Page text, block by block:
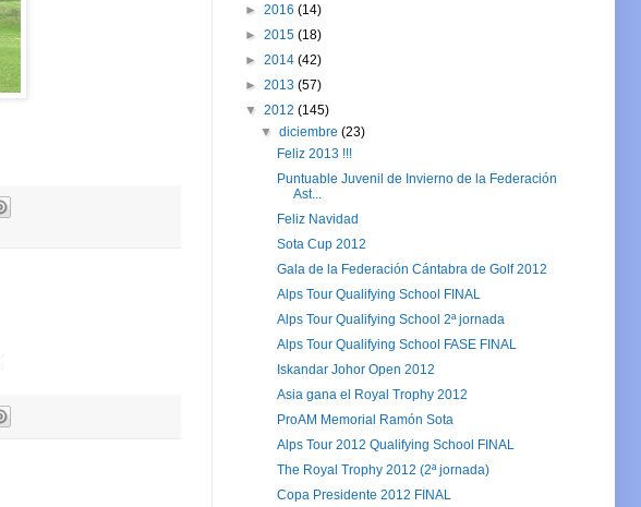
► 2016 (14)
► 2015 (18)
► 2014 (42)
► 2013 (57)
▼ 2012 (145)
▼diciembre(23)
Feliz 2013 !!!
Puntuable Juvenil de Invierno de la Federación
Ast...
Feliz Navidad
Sota Cup 2012
Gala de la Federación Cántabra de Golf 2012
Alps Tour Qualifying School FINAL
Alps Tour Qualifying School 2ª jornada
Alps Tour Qualifying School FASE FINAL
Iskandar Johor Open 2012
Asia gana el Royal Trophy 2012
ProAM Memorial Ramón Sota
Alps Tour 2012 Qualifying School FINAL
The Royal Trophy 2012 (2ª jornada)
Copa Presidente 2012 FINAL